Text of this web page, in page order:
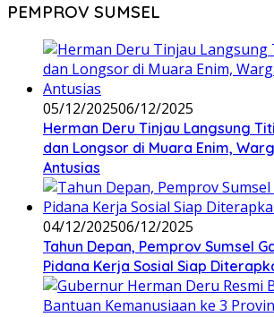
PEMPROV SUMSEL
05/12/202506/12/2025
Herman Deru Tinjau Langsung
dan Longsor di Muara Enim,
Antusias
04/12/202506/12/2025
Tahun Depan, Pemprov Sumsel
Pidana Kerja Sosial Siap